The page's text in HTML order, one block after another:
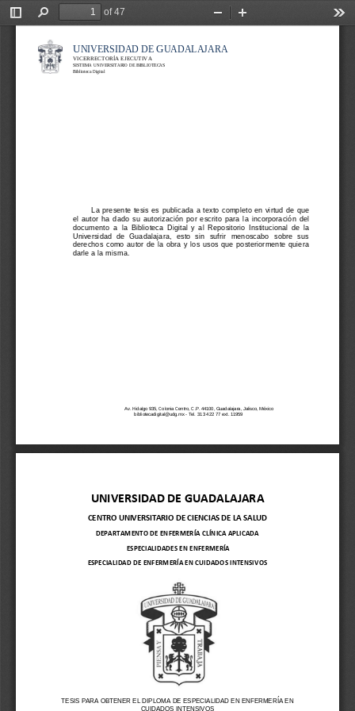
Toggle
Find
of 47
Zoom
UNIVERSIDAD DE GUADALAJARA
VICERRECTORÍA EJECUTIVA
SISTEMA UNIVERSITARIO DE BIBLIOTECAS
Biblioteca Digital
La presente tesis es publicada a texto completo en virtud de que
el autor  ha  dado  su  autorización  por  escrito  para  la incorporación  del
documento  a  la  Biblioteca Digital y al Repositorio Institucional de la
Universidad de Guadalajara,  esto  sin  sufrir  menoscabo  sobre  sus
derechos  como  autor  de  la  obra  y  los  usos  que  posteriormente  quiera
darle a la misma.
Av. Hidalgo 935, Colonia Centro, C.P. 44100, Guadalajara, Jalisco, México
bibliotecadigital@udg.mx Tel. 31 34 22 77 ext. 11959
UNIVERSIDAD DE GUADALAJARA
CENTRO UNIVERSITARIO DE CIENCIAS DE LA SALUD
DEPARTAMENTO DE ENFERMERÍA CLÍNICA APLICADA
ESPECIALIDADES EN ENFERMERÍA
ESPECIALIDAD DE ENFERMERÍA EN CUIDADOS INTENSIVOS
TESIS PARA OBTENER EL DIPLOMA DE ESPECIALIDAD EN ENFERMERÍA EN
CUIDADOS INTENSIVOS